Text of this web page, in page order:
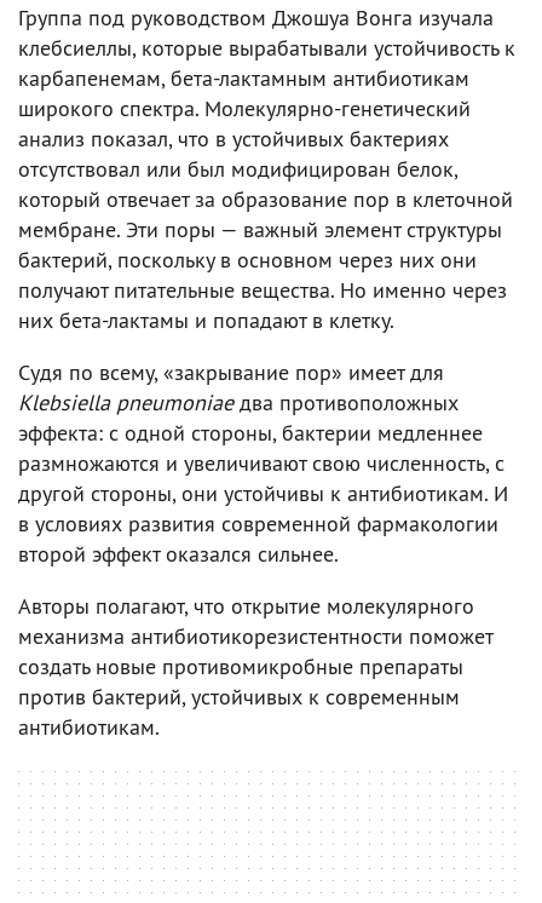
Группа под руководством Джошуа Вонга изучала
клебсиеллы, которые вырабатывали устойчивость к
карбапенемам, бета-лактамным антибиотикам
широкого спектра. Молекулярно-генетический
анализ показал, что в устойчивых бактериях
отсутствовал или был модифицирован белок,
который отвечает за образование пор в клеточной
мембране. Эти поры — важный элемент структуры
бактерий, поскольку в основном через них они
получают питательные вещества. Но именно через
них бета-лактамы и попадают в клетку.
Судя по всему, «закрывание пор» имеет для
Klebsiella pneumoniaeдва противоположных
эффекта: с одной стороны, бактерии медленнее
размножаются и увеличивают свою численность, с
другой стороны, они устойчивы к антибиотикам. И
в условиях развития современной фармакологии
второй эффект оказался сильнее.
Авторы полагают, что открытие молекулярного
механизма антибиотикорезистентности поможет
создать новые противомикробные препараты
против бактерий, устойчивых к современным
антибиотикам.